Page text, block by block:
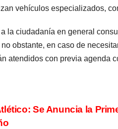
vehículos especializados,
la ciudadanía en general
obstante, en caso de
atendidos con previa agenda
Se Anuncia la